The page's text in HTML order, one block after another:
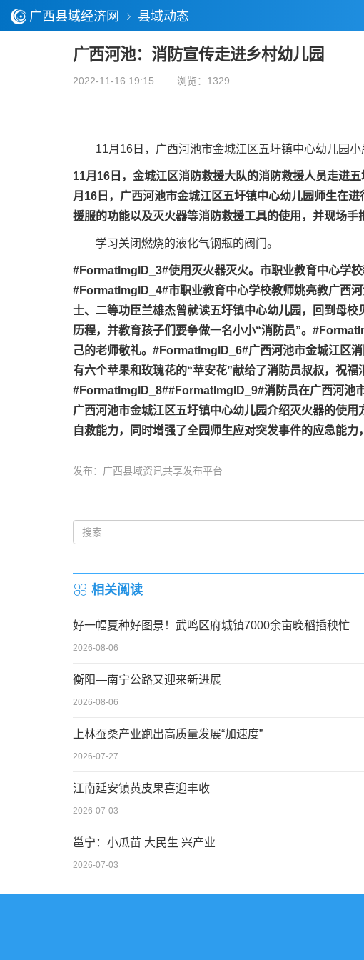
广西县域经济网 县域动态
广西河池：消防宣传走进乡村幼儿园
2022-11-16 19:15 浏览：1329
11月16日，广西河池市金城江区五圩镇中心幼儿园小
11月16日，金城江区消防救援大队的消防救援人员走进
月16日，广西河池市金城江区五圩镇中心幼儿园师生在进
援服的功能以及灭火器等消防救援工具的使用，并现场手
学习关闭燃烧的液化气钢瓶的阀门。
#FormatImgID_3#使用灭火器灭火。 市职业教育中心学
#FormatImgID_4#市职业教育中心学校教师姚亮教广西
士、二等功臣兰雄杰曾就读五圩镇中心幼儿园，回到母
历程，并教育孩子们要争做一名小小“消防员”。
己的老师敬礼。 #FormatImgID_6#广西河池市金城江区
有六个苹果和玫瑰花的“苹安花”献给了消防员叔叔，祝福
#FormatImgID_8##FormatImgID_9#消防员在广西河池
广西河池市金城江区五圩镇中心幼儿园介绍灭火器的使用
自救能力，同时增强了全园师生应对突发事件的应急能
发布：广西县域资讯共享发布平台
相关阅读
好一幅夏种好图景！武鸣区府城镇7000余亩晚稻插秧忙
2026-08-06
衡阳—南宁公路又迎来新进展
2026-08-06
上林蚕桑产业跑出高质量发展“加速度”
2026-07-27
江南延安镇黄皮果喜迎丰收
2026-07-03
邕宁：小瓜苗 大民生 兴产业
2026-07-03